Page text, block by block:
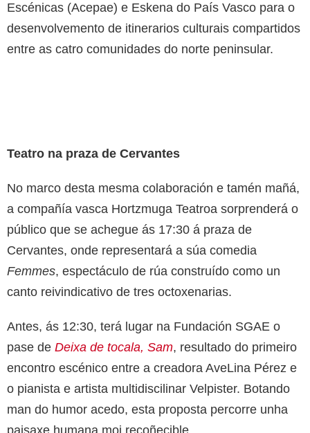
Escénicas (Acepae) e Eskena do País Vasco para o
desenvolvemento de itinerarios culturais compartidos
entre as catro comunidades do norte peninsular.
Teatro na praza de Cervantes
No marco desta mesma colaboración e tamén mañá,
a compañía vasca Hortzmuga Teatroa sorprenderá o
público que se achegue ás 17:30 á praza de
Cervantes, onde representará a súa comedia
Femmes, espectáculo de rúa construído como un
canto reivindicativo de tres octoxenarias.
Antes, ás 12:30, terá lugar na Fundación SGAE o
pase de Deixa de tocala, Sam, resultado do primeiro
encontro escénico entre a creadora AveLina Pérez e
o pianista e artista multidiscilinar Velpister. Botando
man do humor acedo, esta proposta percorre unha